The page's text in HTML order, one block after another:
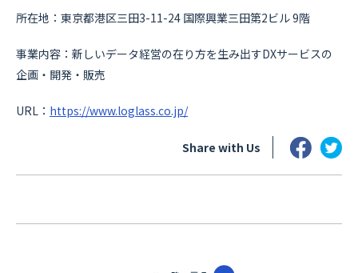
所在地：東京都港区三田3-11-24 国際興業三田第2ビル 9階
事業内容：新しいデータ経営の在り方を生み出すDXサービスの
企画・開発・販売
URL： https://www.loglass.co.jp/
Share with Us